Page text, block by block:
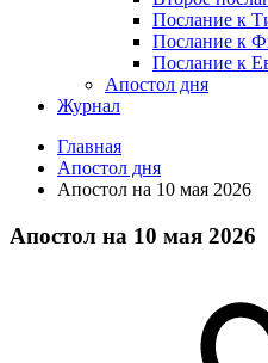
Послание к
Послание к
Послание к
Апостол дня
Журнал
Главная
Апостол дня
Апостол на 10 мая 2026
Апостол на 10 мая 2026